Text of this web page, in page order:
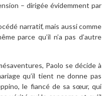
– dirigée évidemment par
narratif, mais aussi comme
parce qu’il n’a pas d’autre
Paolo se décide à
qu’il tient ne donne pas
le fiancé de sa sœur, qui